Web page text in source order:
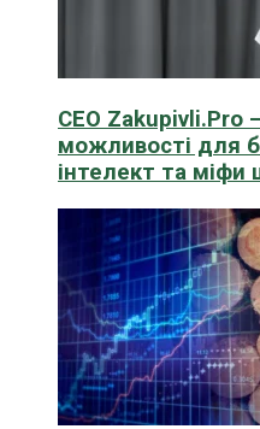
CEO Zakupivli.Pro
можливості для
інтелект та міфи